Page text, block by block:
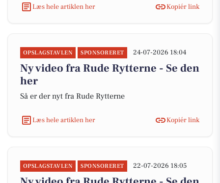
Læs hele artiklen her Kopiér link
OPSLAGSTAVLEN SPONSORERET 24-07-2026 18:04
Ny video fra Rude Rytterne - Se den
her
Så er der nyt fra Rude Rytterne
Læs hele artiklen her Kopiér link
OPSLAGSTAVLEN SPONSORERET 22-07-2026 18:05